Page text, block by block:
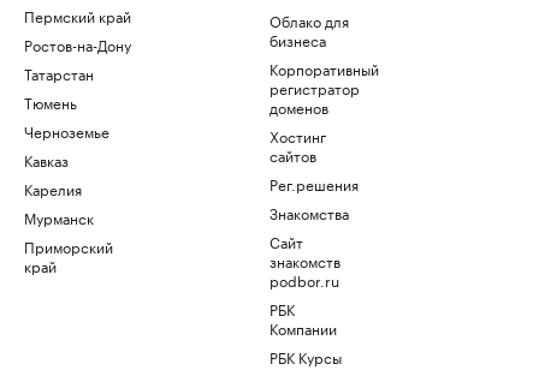
Пермский край
Ростов-на-Дону
Татарстан
Тюмень
Черноземье
Кавказ
Карелия
Мурманск
Приморский
край
Облако для
бизнеса
Корпоративный
регистратор
доменов
Хостинг
сайтов
Рег.решения
Знакомства
Сайт
знакомств
podbor.ru
РБК
Компании
РБК Курсы